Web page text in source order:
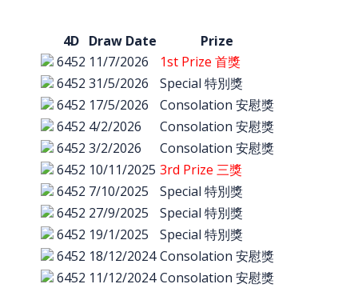
4D Draw Date
Prize
6452 11/7/2026
1st Prize 首獎
6452 31/5/2026
Special 特別獎
6452 17/5/2026
Consolation 安慰獎
6452 4/2/2026
Consolation 安慰獎
6452 3/2/2026
Consolation 安慰獎
6452 10/11/2025 3rd Prize 三獎
6452 7/10/2025
Special 特別獎
6452 27/9/2025
Special 特別獎
6452 19/1/2025
Special 特別獎
6452 18/12/2024 Consolation 安慰獎
6452 11/12/2024 Consolation 安慰獎